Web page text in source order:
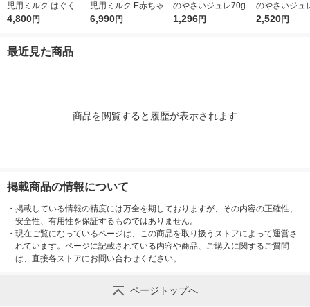
児用ミルク はぐくみ
エコらくパックつめか
乳業 粉ミルク（イチ
4,800円
児用ミルク E赤ちゃん
エコらくパックつめか
6,990円
のやさいジュレ70g×6
袋 アソート品 1箱 森
1,296円
のやさいジュ
袋 アソート品
2,520円
最近見た商品
商品を閲覧すると履歴が表示されます
掲載商品の情報について
・ 掲載している情報の精度には万全を期しておりますが、その内容の正確性、
安全性、有用性を保証するものではありません。
・ 現在ご覧になっているページは、この商品を取り扱うストアによって運営さ
れています。ページに記載されている内容や商品、ご購入に関するご質問
は、直接各ストアにお問い合わせください。
ページトップへ